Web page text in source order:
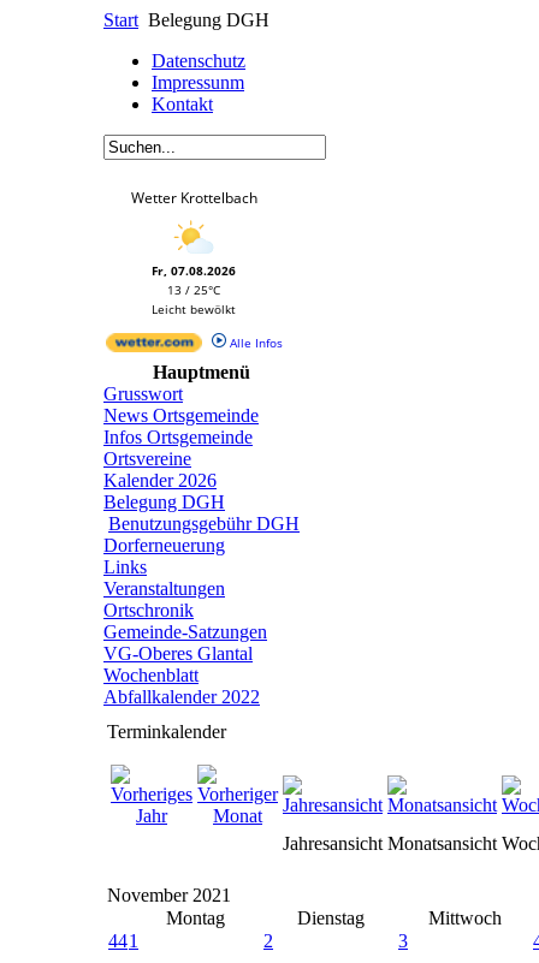
Start Belegung DGH
Datenschutz
Impressunm
Kontakt
Wetter Krottelbach
Fr, 07.08.2026
13 / 25°C
Leicht bewölkt
Alle Infos
Hauptmenü
Grusswort
News Ortsgemeinde
Infos Ortsgemeinde
Ortsvereine
Kalender 2026
Belegung DGH
Benutzungsgebühr DGH
Dorferneuerung
Links
Veranstaltungen
Ortschronik
Gemeinde-Satzungen
VG-Oberes Glantal
Wochenblatt
Abfallkalender 2022
Terminkalender
Jahresansicht Monatsansicht
November 2021
Montag
Dienstag
Mittwoch
441 2 3